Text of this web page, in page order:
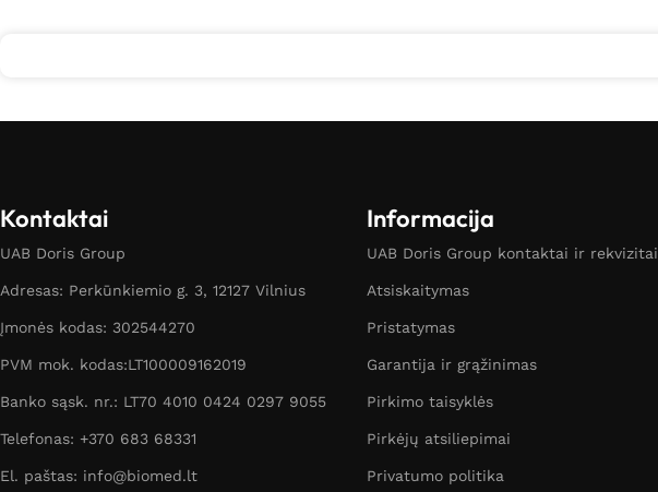
Kontaktai
UAB Doris Group
Adresas: Perkūnkiemio g. 3, 12127 Vilnius
Įmonės kodas: 302544270
PVM mok. kodas:LT100009162019
Banko sąsk. nr.: LT70 4010 0424 0297 9055
Telefonas: +370 683 68331
El. paštas: info@biomed.lt
Informacija
UAB Doris Group kontaktai ir rekvizitai
Atsiskaitymas
Pristatymas
Garantija ir grąžinimas
Pirkimo taisyklės
Pirkėjų atsiliepimai
Privatumo politika